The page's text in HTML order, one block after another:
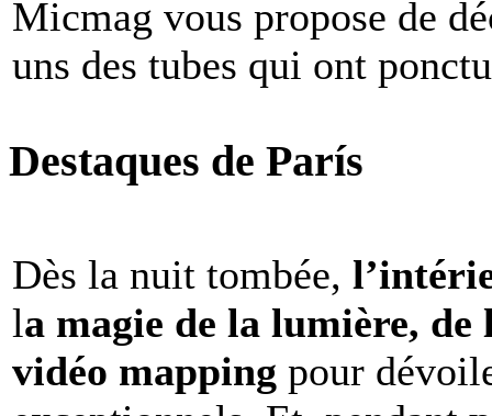
Micmag vous propose de
uns des tubes qui ont
Destaques de París
Dès la nuit tombée,
la magie de la lumière,
vidéo mapping pour